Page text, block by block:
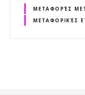
ΜΕΤΑΦΟΡΈΣ
ΜΕΤΑΦΟΡΙΚΈΣ